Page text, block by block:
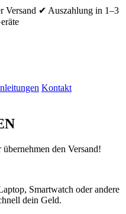
Versand ✔ Auszahlung in 1–3
Kontakt
übernehmen den Versand!
Smartwatch oder andere
dein Geld.